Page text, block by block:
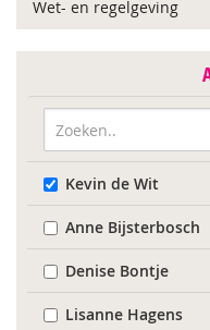
Wet- en regelgeving
Kevin de Wit
Anne Bijsterbosch
Denise Bontje
Lisanne Hagens